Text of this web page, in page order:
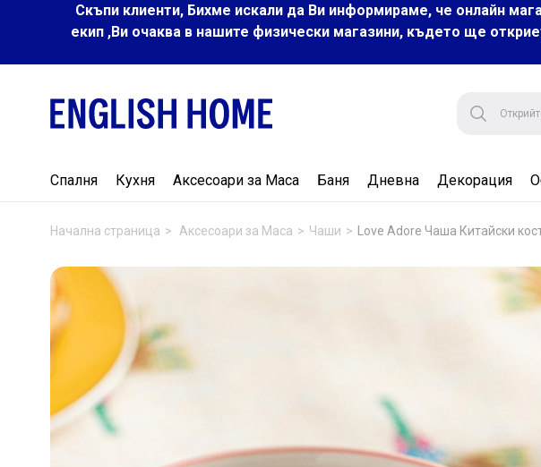
Скъпи клиенти, Бихме искали да Ви информираме, че онлайн
екип ,Ви очаква в нашите физически магазини, където ще
Спалня Кухня Аксесоари за Маса Баня Дневна Декорация
Начална страница Аксесоари за Маса Чаши Love Adore Чаша Китайски